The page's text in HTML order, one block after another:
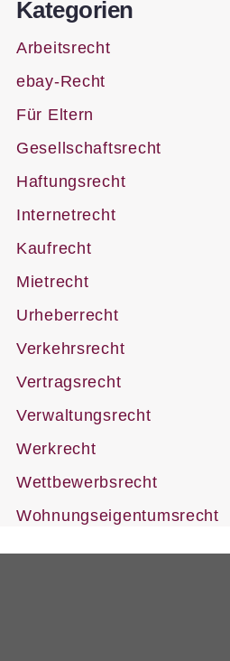
Kategorien
Arbeitsrecht
ebay-Recht
Für Eltern
Gesellschaftsrecht
Haftungsrecht
Internetrecht
Kaufrecht
Mietrecht
Urheberrecht
Verkehrsrecht
Vertragsrecht
Verwaltungsrecht
Werkrecht
Wettbewerbsrecht
Wohnungseigentumsrecht